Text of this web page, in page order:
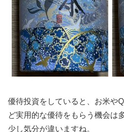
優待投資をしていると、お米や
ど実用的な優待をもらう機会は
少し気分が違いますね。